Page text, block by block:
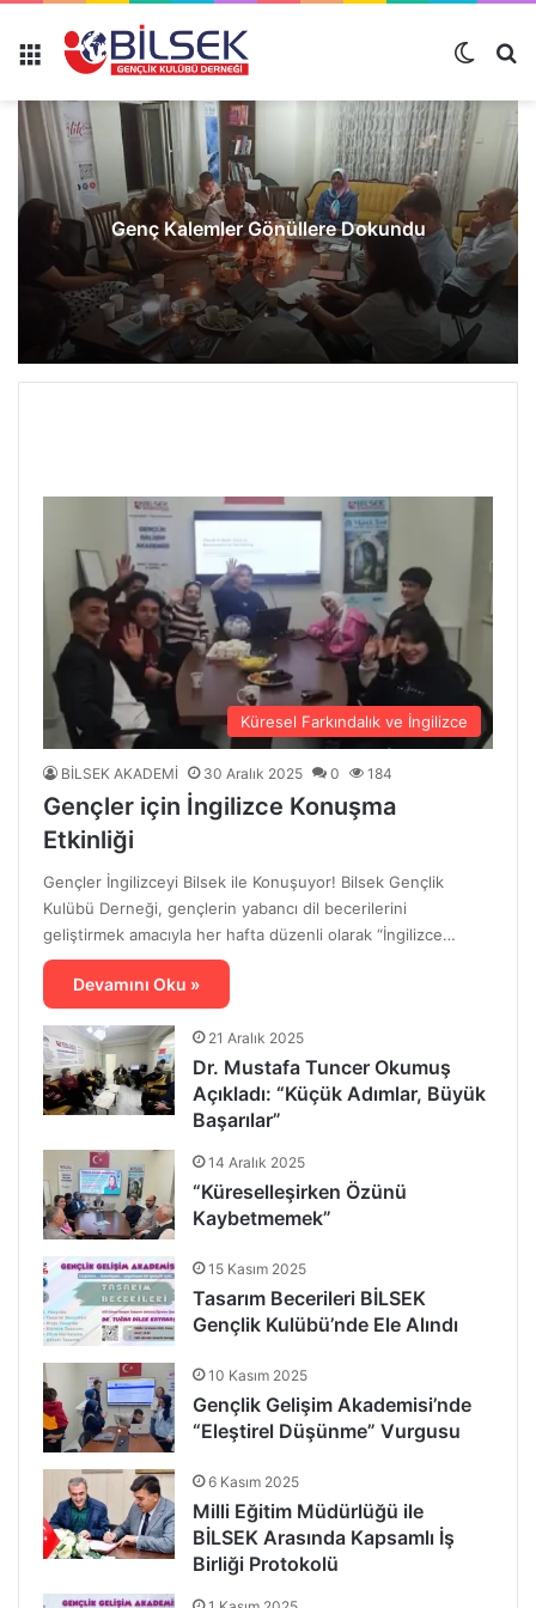
Genç Kalemler Gönüllere Dokundu
Küresel Farkındalık ve İngilizce
BİLSEK AKADEMİ 30 Aralık 2025 0 184
Gençler için İngilizce Konuşma
Etkinliği
Gençler İngilizceyi Bilsek ile Konuşuyor! Bilsek Gençlik
Kulübü Derneği, gençlerin yabancı dil becerilerini
geliştirmek amacıyla her hafta düzenli olarak “İngilizce…
Devamını Oku »
21 Aralık 2025
Dr. Mustafa Tuncer Okumuş
Açıkladı: “Küçük Adımlar, Büyük
Başarılar”
14 Aralık 2025
“Küreselleşirken Özünü
Kaybetmemek”
15 Kasım 2025
Tasarım Becerileri BİLSEK
Gençlik Kulübü’nde Ele Alındı
10 Kasım 2025
Gençlik Gelişim Akademisi’nde
“Eleştirel Düşünme” Vurgusu
6 Kasım 2025
Milli Eğitim Müdürlüğü ile
BİLSEK Arasında Kapsamlı İş
Birliği Protokolü